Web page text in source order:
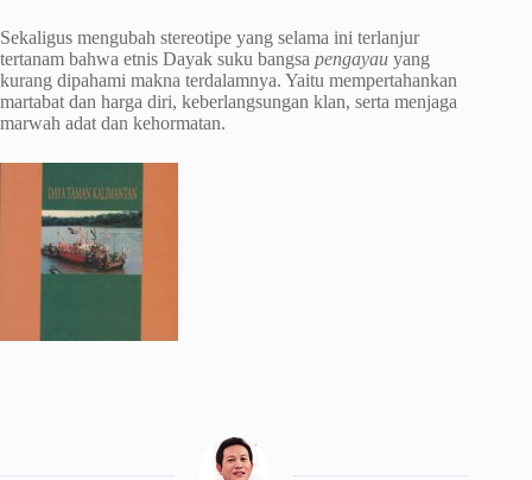
Sekaligus mengubah stereotipe yang selama ini terlanjur
tertanam bahwa etnis Dayak suku bangsa pengayau yang
kurang dipahami makna terdalamnya. Yaitu mempertahankan
martabat dan harga diri, keberlangsungan klan, serta menjaga
marwah adat dan kehormatan.